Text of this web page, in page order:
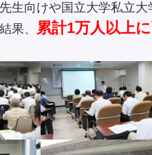
生向けや国立大学私立大
果、
累計1万人以上